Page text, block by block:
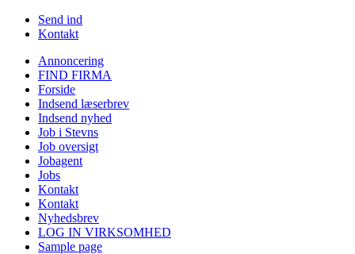
Send ind
Kontakt
Annoncering
FIND FIRMA
Forside
Indsend læserbrev
Indsend nyhed
Job i Stevns
Job oversigt
Jobagent
Jobs
Kontakt
Kontakt
Nyhedsbrev
LOG IN VIRKSOMHED
Sample page